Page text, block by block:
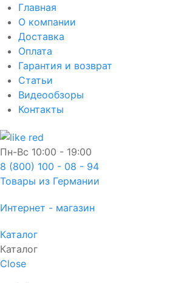
Главная
О компании
Доставка
Оплата
Гарантия и возврат
Статьи
Видеообзоры
Контакты
Пн-Вс 10:00 - 19:00
8 (800) 100 - 08 - 94
Товары из Германии
Интернет - магазин
Каталог
Каталог
Close